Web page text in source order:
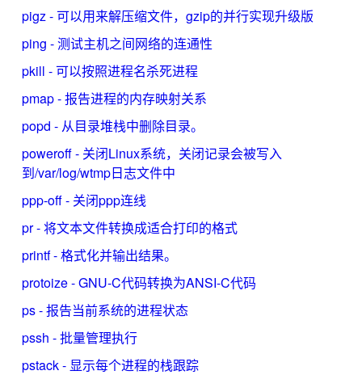
pigz - 可以用来解压缩文件，gzip的并行实现升级版
ping - 测试主机之间网络的连通性
pkill - 可以按照进程名杀死进程
pmap - 报告进程的内存映射关系
popd - 从目录堆栈中删除目录。
poweroff - 关闭Linux系统，关闭记录会被写入
到/var/log/wtmp日志文件中
ppp-off - 关闭ppp连线
pr - 将文本文件转换成适合打印的格式
printf - 格式化并输出结果。
protoize - GNU-C代码转换为ANSI-C代码
ps - 报告当前系统的进程状态
pssh - 批量管理执行
pstack - 显示每个进程的栈跟踪